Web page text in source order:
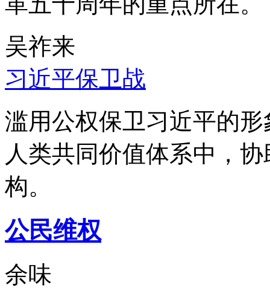
吴祚来
习近平保卫战
滥用公权保卫习近平的
人类共同价值体系中，
构。
公民维权
余味